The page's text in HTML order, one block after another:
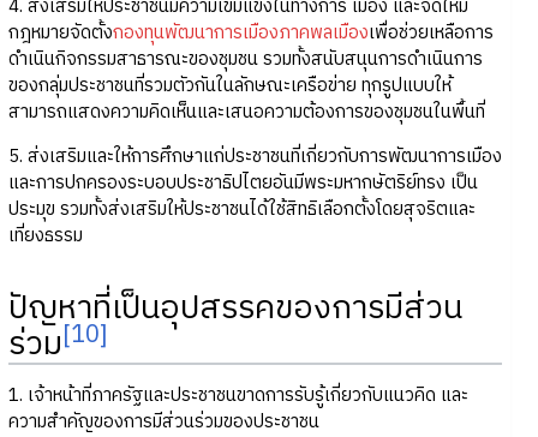
4. ส่งเสริมให้ประชาชนมีความเข้มแข็งในทางการ เมือง และจัดให้มี
กฎหมายจัดตั้งกองทุนพัฒนาการเมืองภาคพลเมืองเพื่อช่วยเหลือการ
ดำเนินกิจกรรมสาธารณะของชุมชน รวมทั้งสนับสนุนการดำเนินการ
ของกลุ่มประชาชนที่รวมตัวกันในลักษณะเครือข่าย ทุกรูปแบบให้
สามารถแสดงความคิดเห็นและเสนอความต้องการของชุมชนในพื้นที่
5. ส่งเสริมและให้การศึกษาแก่ประชาชนที่เกี่ยวกับการพัฒนาการเมือง
และการปกครองระบอบประชาธิปไตยอันมีพระมหากษัตริย์ทรง เป็น
ประมุข รวมทั้งส่งเสริมให้ประชาชนได้ใช้สิทธิเลือกตั้งโดยสุจริตและ
เที่ยงธรรม
ปัญหาที่เป็นอุปสรรคของการมีส่วน
ร่วม[10]
1. เจ้าหน้าที่ภาครัฐและประชาชนขาดการรับรู้เกี่ยวกับแนวคิด และ
ความสำคัญของการมีส่วนร่วมของประชาชน